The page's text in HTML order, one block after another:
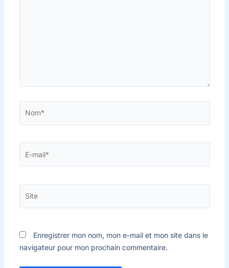
mail*
Enregistrer mon nom, mon e-mail et mon site dans le
navigateur pour mon prochain commentaire.